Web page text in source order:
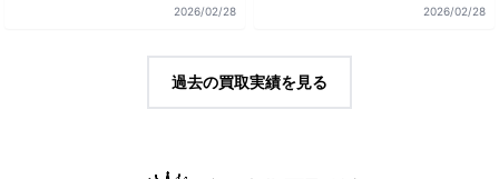
2026/02/28 2026/02/28
過去の買取実績を見る